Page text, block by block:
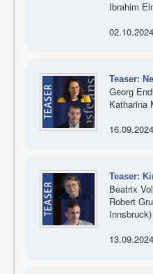
Ibrahim
Teaser:
Georg
Katharina
Teaser:
Beatrix
Robert
Innsbruck)